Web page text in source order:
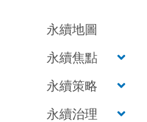
永續地圖
永續焦點
永續策略
永續治理